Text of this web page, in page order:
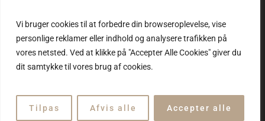
Vi bruger cookies til at forbedre din browseroplevelse, vise
personlige reklamer eller indhold og analysere trafikken på
vores netsted. Ved at klikke på "Accepter Alle Cookies" giver du
dit samtykke til vores brug af cookies.
Tilpas Afvis alle Accepter alle
Beauty Zen © 2025 / All Rights Reserved